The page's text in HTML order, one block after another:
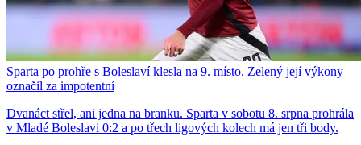
Sparta po prohře s Boleslaví klesla na 9. místo. Zelený její výkony
označil za impotentní
Dvanáct střel, ani jedna na branku. Sparta v sobotu 8. srpna prohrála
v Mladé Boleslavi 0:2 a po třech ligových kolech má jen tři body.